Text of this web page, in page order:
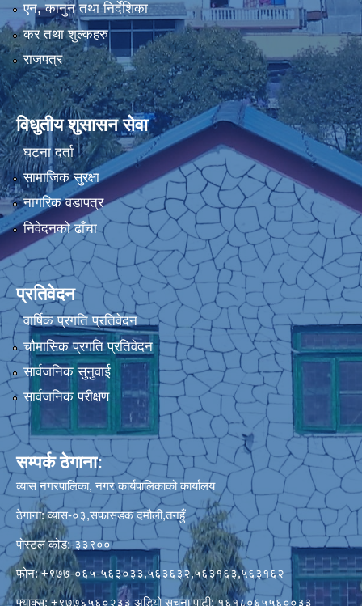
एन, कानुन तथा निर्देशिका
कर तथा शुल्कहरु
राजपत्र
विधुतीय शुसासन सेवा
घटना दर्ता
सामाजिक सुरक्षा
नागरिक वडापत्र
निवेदनको ढाँचा
प्रतिवेदन
वार्षिक प्रगति प्रतिवेदन
चौमासिक प्रगति प्रतिवेदन
सार्वजनिक सुनुवाई
सार्वजनिक परीक्षण
सम्पर्क ठेगाना:
व्यास नगरपालिका, नगर कार्यपालिकाको कार्यालय
ठेगाना: व्यास-०३,सफासडक दमौली,तनहुँ
पोस्टल कोड:-३३९००
फोन: +९७७-०६५-५६३०३३,५६३६३२,५६३१६३,५६३१६२
फ्याक्स: +९७७६५६०२३३ अडियो सूचना पाटी: १६१८०६५५६००३३